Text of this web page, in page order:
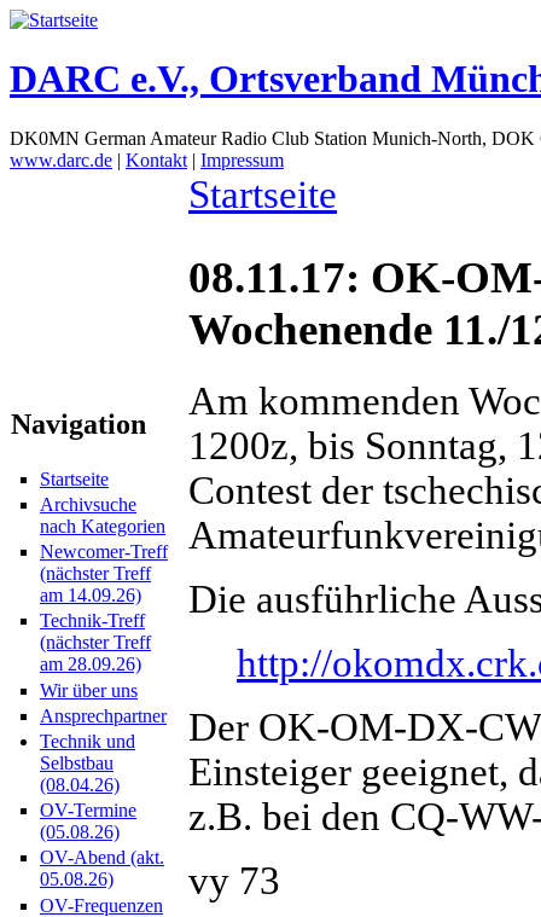
DARC e.V., Ortsverband
DK0MN German Amateur Radio Club Station Munich-North,
www.darc.de | Kontakt | Impressum
Navigation
Startseite
Archivsuche
nach Kategorien
Newcomer-Treff
(nächster Treff
am 14.09.26)
Technik-Treff
(nächster Treff
am 28.09.26)
Wir über uns
Ansprechpartner
Technik und
Selbstbau
(08.04.26)
OV-Termine
(05.08.26)
OV-Abend (akt.
05.08.26)
OV-Frequenzen
Startseite
08.11.17: OK-
Wochenende 11./
Am kommenden
1200z, bis Sonntag,
Contest der
Die ausführliche
http://
Der OK-OM-DX-
Einsteiger geeignet,
z.B. bei den CQ-
vy 73